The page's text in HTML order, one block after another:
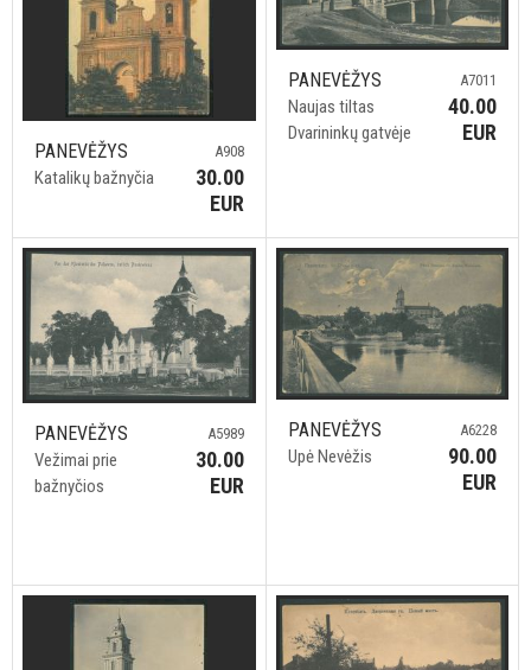
PANEVĖŽYS
Katalikų bažnyčia
A908
30.00
EUR
PANEVĖŽYS
Naujas tiltas
Dvarininkų gatvėje
A7011
40.00
EUR
PANEVĖŽYS
Vežimai prie
bažnyčios
A5989
30.00
EUR
PANEVĖŽYS
Upė Nevėžis
A6228
90.00
EUR